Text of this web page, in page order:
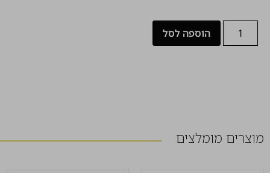
הוספה לסל
מוצרים מומלצים